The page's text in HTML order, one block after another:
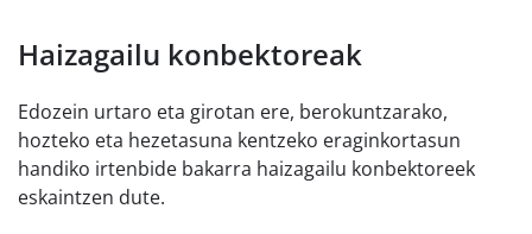
Haizagailu konbektoreak
Edozein urtaro eta girotan ere, berokuntzarako,
hozteko eta hezetasuna kentzeko eraginkortasun
handiko irtenbide bakarra haizagailu konbektoreek
eskaintzen dute.